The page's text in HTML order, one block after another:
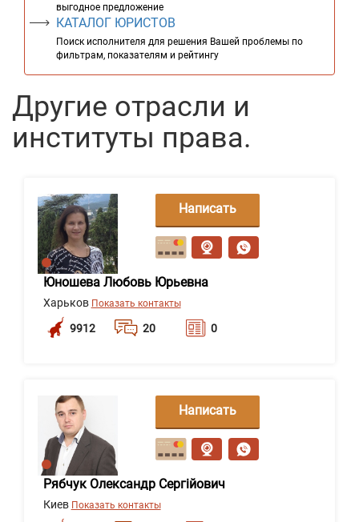
выгодное предложение
КАТАЛОГ ЮРИСТОВ
Поиск исполнителя для решения Вашей проблемы по
фильтрам, показателям и рейтингу
Другие отрасли и
институты права.
Юношева Любовь Юрьевна
Харьков Показать контакты
9912 20 0
Написать
сообщение
Рябчук Олександр Сергійович
Киев Показать контакты
Написать
сообщение